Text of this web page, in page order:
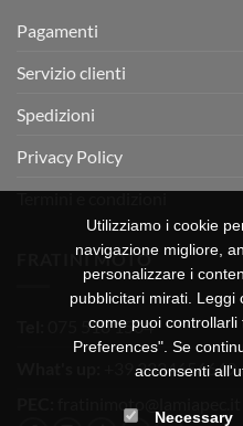
Pagamenti
Servizio clienti
Spedizioni
Privacy Policy
Termini e condizioni
FRATINI MOTO
075 518 1504
+39 3334656649
Utilizziamo i cookie
navigazione migliore,
personalizzare i
pubblicitari mirati. Leggi
come puoi controllarli
Preferences". Se
acconsenti
Necessary